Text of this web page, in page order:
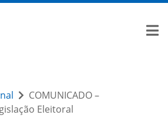
COMUNICADO –
Eleitoral